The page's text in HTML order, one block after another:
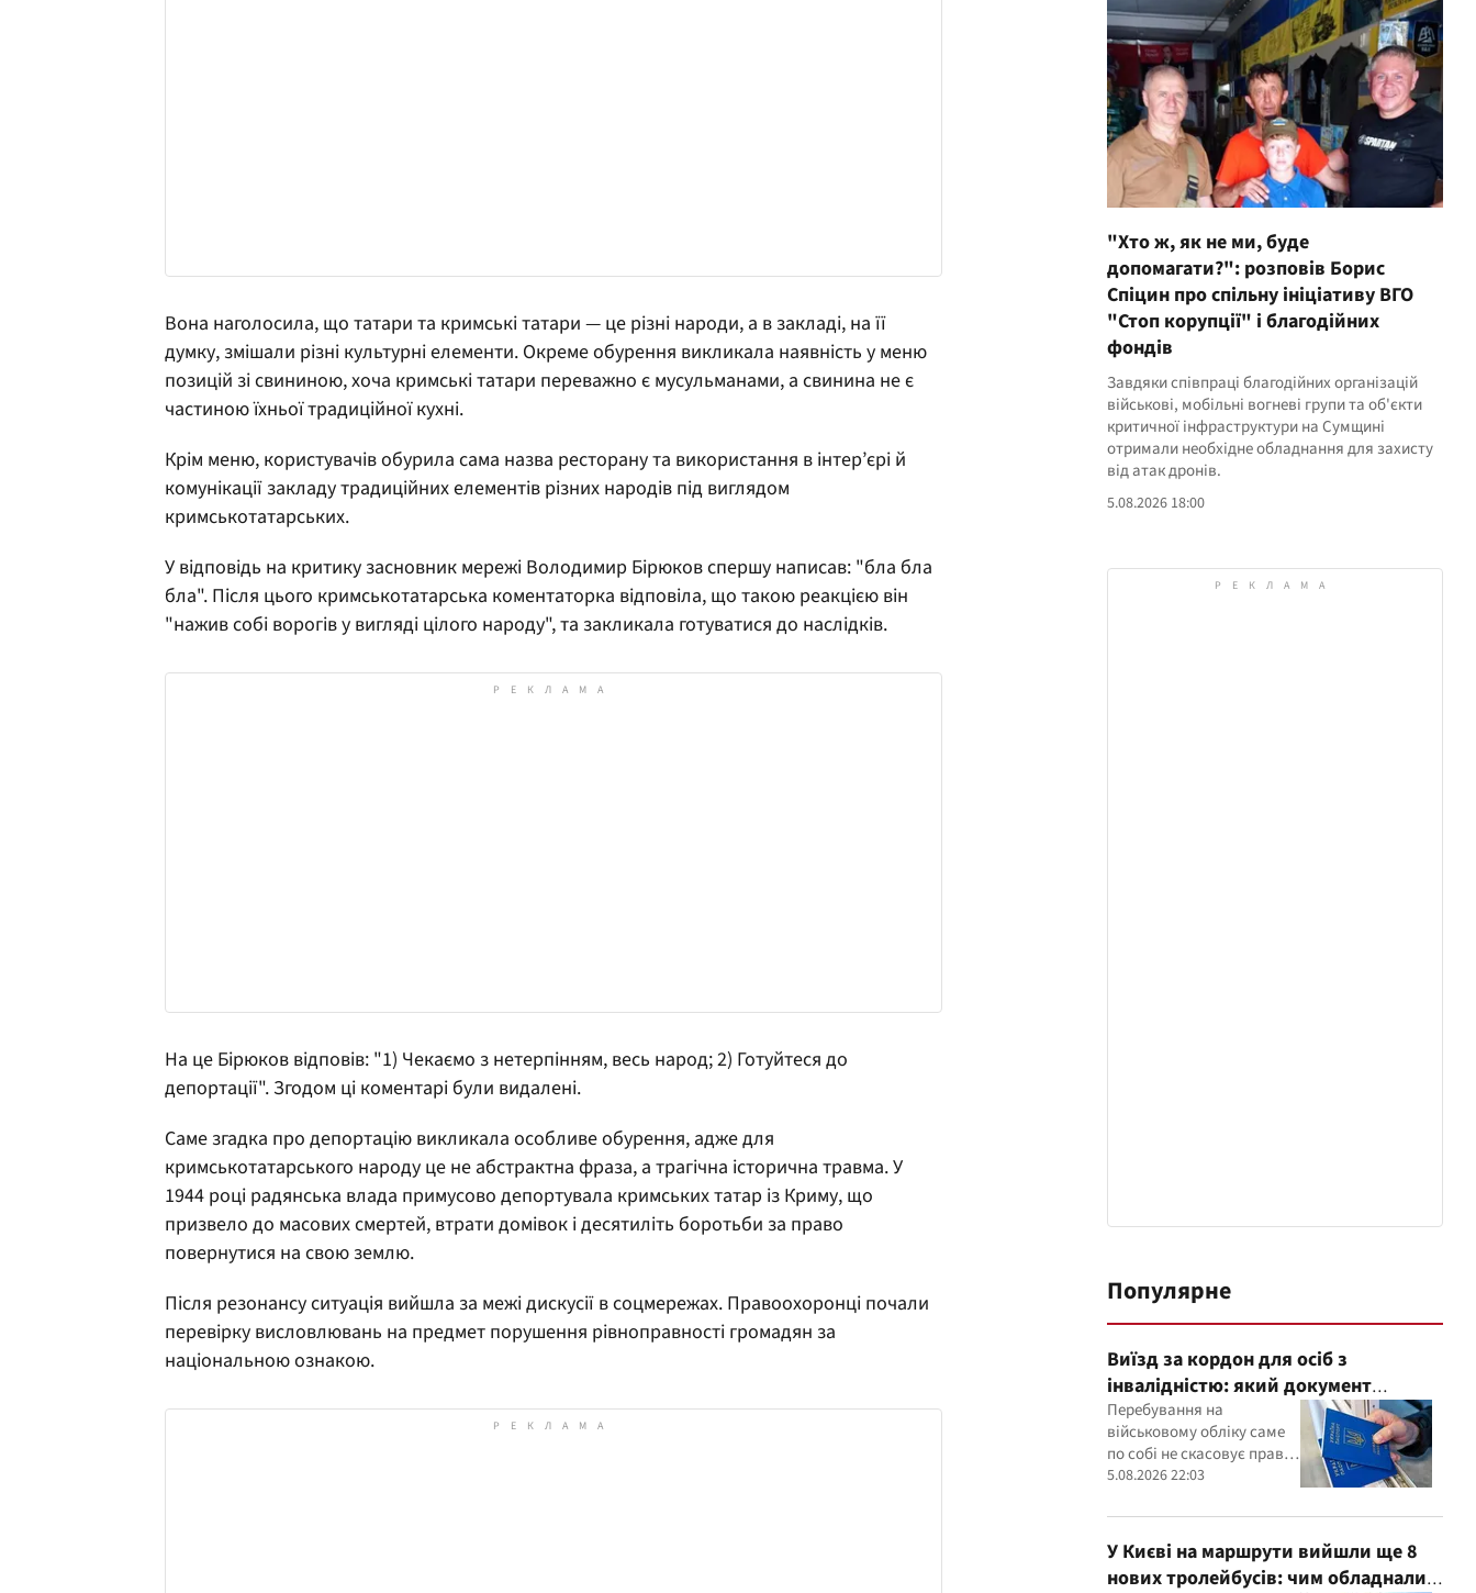
Вона наголосила, що татари та кримські татари — це різні народи, а в закладі, на її
думку, змішали різні культурні елементи. Окреме обурення викликала наявність у меню
позицій зі свининою, хоча кримські татари переважно є мусульманами, а свинина не є
частиною їхньої традиційної кухні.
Крім меню, користувачів обурила сама назва ресторану та використання в інтер’єрі й
комунікації закладу традиційних елементів різних народів під виглядом
кримськотатарських.
У відповідь на критику засновник мережі Володимир Бірюков спершу написав: "бла бла
бла". Після цього кримськотатарська коментаторка відповіла, що такою реакцією він
"нажив собі ворогів у вигляді цілого народу", та закликала готуватися до наслідків.
На це Бірюков відповів: "1) Чекаємо з нетерпінням, весь народ; 2) Готуйтеся до
депортації". Згодом ці коментарі були видалені.
Саме згадка про депортацію викликала особливе обурення, адже для
кримськотатарського народу це не абстрактна фраза, а трагічна історична травма. У
1944 році радянська влада примусово депортувала кримських татар із Криму, що
призвело до масових смертей, втрати домівок і десятиліть боротьби за право
повернутися на свою землю.
Після резонансу ситуація вийшла за межі дискусії в соцмережах. Правоохоронці почали
перевірку висловлювань на предмет порушення рівноправності громадян за
національною ознакою.
"Хто ж, як не ми, буде
допомагати?": розповів Борис
Спіцин про спільну ініціативу ВГО
"Стоп корупції" і благодійних
фондів
Завдяки співпраці благодійних організацій
військові, мобільні вогневі групи та об'єкти
критичної інфраструктури на Сумщині
отримали необхідне обладнання для захисту
від атак дронів.
5.08.2026 18:00
Популярне
Виїзд за кордон для осіб з
інвалідністю: який документ
потрібно показати прикордонникам
Перебування на
військовому обліку саме
по собі не скасовує права
на виїзд, однак
підтвердити
документально
5.08.2026 22:03
У Києві на маршрути вийшли ще 8
нових тролейбусів: чим обладнали